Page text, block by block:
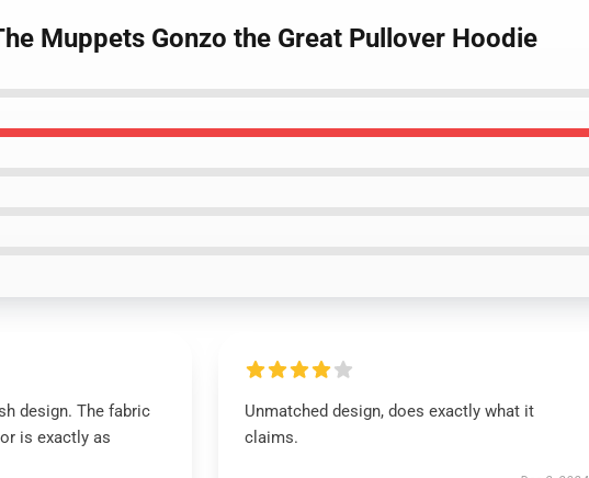
Muppets Gonzo the Great Pullover Hoodie
design. The fabric
is exactly as
Unmatched design, does exactly what it
claims.